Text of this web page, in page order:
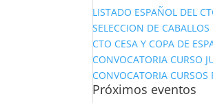
LISTADO ESPAÑOL DEL
SELECCION DE
CTO CESA Y COPA DE
CONVOCATORIA CURSO
CONVOCATORIA
Próximos eventos